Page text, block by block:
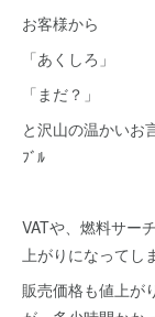
お客様から
「あくしろ」
「まだ？」
と沢山の温かいお
ﾌﾞﾙ
VATや、燃料サー
上がりになってし
販売価格も値上が